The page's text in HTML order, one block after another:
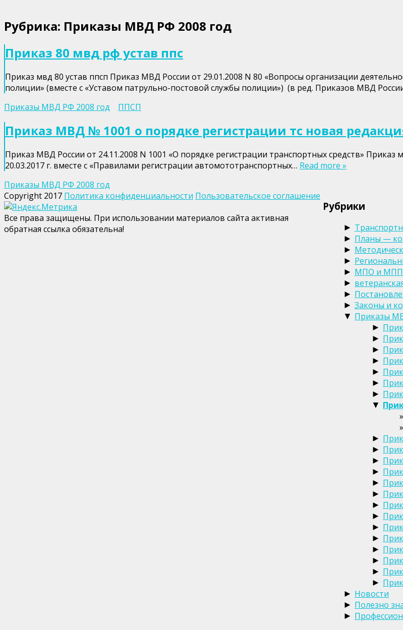
Рубрика: Приказы МВД РФ 2008 год
Приказ 80 мвд рф устав ппс
Приказ мвд 80 устав ппсп Приказ МВД России от 29.01.2008 N 80 «Вопросы организации
полиции» (вместе с «Уставом патрульно-постовой службы полиции») (в ред. Приказов МВД
Приказы МВД РФ 2008 год
ППСП
Приказ МВД № 1001 о порядке регистрации тс новая
Приказ МВД России от 24.11.2008 N 1001 «О порядке регистрации транспортных средств»
20.03.2017 г. вместе с «Правилами регистрации автомототранспортных… Read more »
Приказы МВД РФ 2008 год
Рубрики
►
► Планы —
►
►
► МПО и МПП
►
►
► Законы и
▼ Приказы
►
►
►
►
►
►
►
▼
►
►
►
►
►
►
►
►
►
►
►
►
►
►
► Новости
► Полезно
►
Copyright 2017 Политика конфиденциальности Пользовательское соглашение
Все права защищены. При использовании материалов сайта активная
обратная ссылка обязательна!